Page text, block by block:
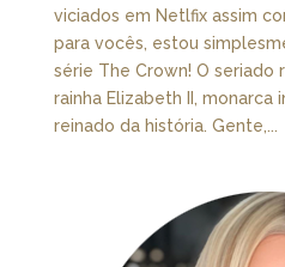
viciados em Netlfix assim
para vocês, estou
série The Crown! O seriado
rainha Elizabeth II, monarca
reinado da história. Gente,...